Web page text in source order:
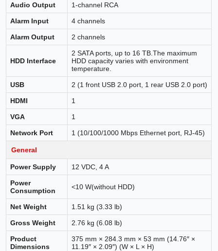
Audio Output 1-channel RCA
Alarm Input 4 channels
Alarm Output 2 channels
HDD Interface
2 SATA ports, up to 16 TB.The maximum
HDD capacity varies with environment
temperature.
USB 2 (1 front USB 2.0 port, 1 rear USB 2.0 port)
HDMI 1
VGA 1
Network Port 1 (10/100/1000 Mbps Ethernet port, RJ-45)
General
Power Supply 12 VDC, 4 A
Power
Consumption
<10 W(without HDD)
Net Weight 1.51 kg (3.33 lb)
Gross Weight 2.76 kg (6.08 lb)
Product
Dimensions
375 mm × 284.3 mm × 53 mm (14.76″ ×
11.19″ × 2.09″) (W × L × H)